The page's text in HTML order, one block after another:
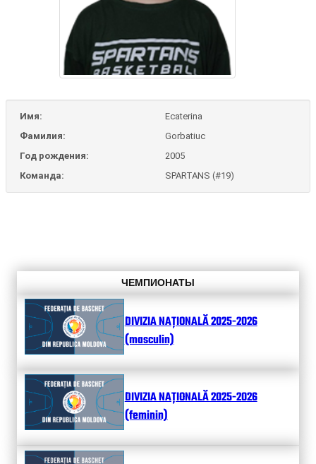
Имя:
Ecaterina
Фамилия:
Gorbatiuc
Год рождения:
2005
Команда:
SPARTANS (#19)
ЧЕМПИОНАТЫ
DIVIZIA NAȚIONALĂ 2025-2026
(masculin)
DIVIZIA NAȚIONALĂ 2025-2026
(feminin)